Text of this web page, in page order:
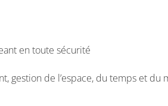
en toute sécurité
gestion de l’espace, du temps et du